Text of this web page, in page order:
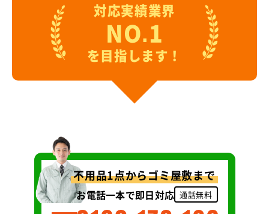
対応実績業界
NO.1
を目指します！
不用品1点からゴミ屋敷まで
お電話一本で即日対応 通話無料